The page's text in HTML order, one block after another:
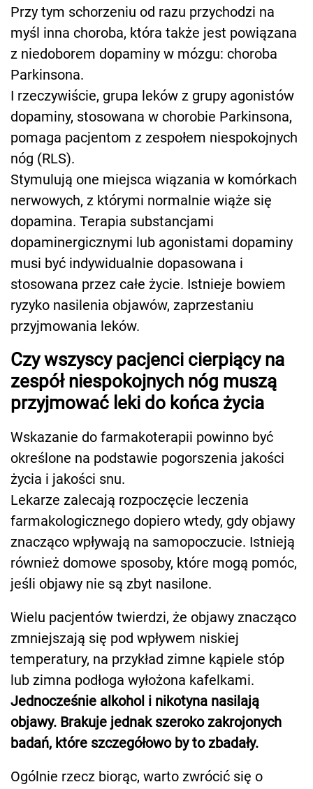
Przy tym schorzeniu od razu przychodzi na
myśl inna choroba, która także jest powiązana
z niedoborem dopaminy w mózgu: choroba
Parkinsona.
I rzeczywiście, grupa leków z grupy agonistów
dopaminy, stosowana w chorobie Parkinsona,
pomaga pacjentom z zespołem niespokojnych
nóg (RLS).
Stymulują one miejsca wiązania w komórkach
nerwowych, z którymi normalnie wiąże się
dopamina. Terapia substancjami
dopaminergicznymi lub agonistami dopaminy
musi być indywidualnie dopasowana i
stosowana przez całe życie. Istnieje bowiem
ryzyko nasilenia objawów, zaprzestaniu
przyjmowania leków.
Czy wszyscy pacjenci cierpiący na
zespół niespokojnych nóg muszą
przyjmować leki do końca życia
Wskazanie do farmakoterapii powinno być
określone na podstawie pogorszenia jakości
życia i jakości snu.
Lekarze zalecają rozpoczęcie leczenia
farmakologicznego dopiero wtedy, gdy objawy
znacząco wpływają na samopoczucie. Istnieją
również domowe sposoby, które mogą pomóc,
jeśli objawy nie są zbyt nasilone.
Wielu pacjentów twierdzi, że objawy znacząco
zmniejszają się pod wpływem niskiej
temperatury, na przykład zimne kąpiele stóp
lub zimna podłoga wyłożona kafelkami.
Jednocześnie alkohol i nikotyna nasilają
objawy. Brakuje jednak szeroko zakrojonych
badań, które szczegółowo by to zbadały.
Ogólnie rzecz biorąc, warto zwrócić się o